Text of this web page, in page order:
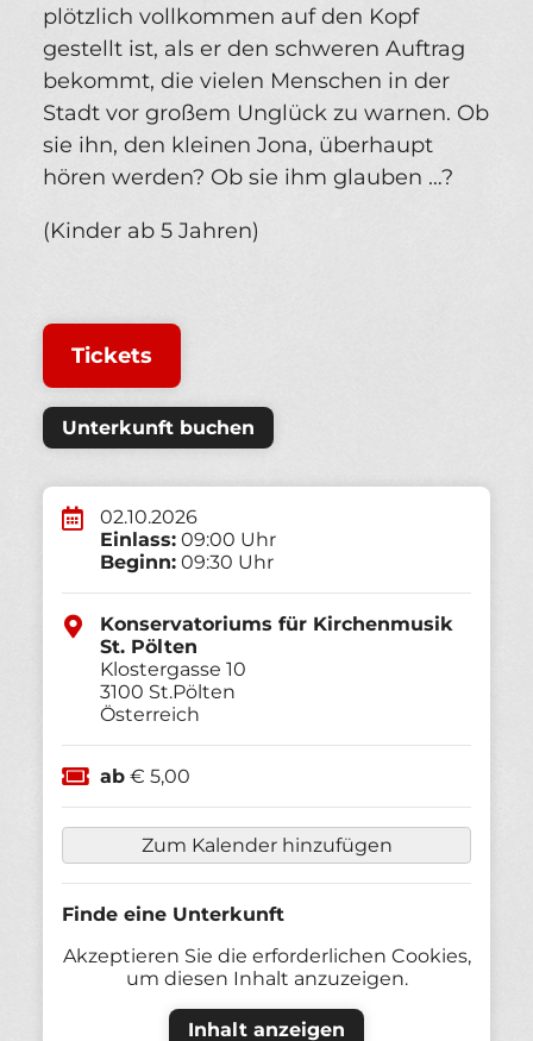
plötzlich vollkommen auf den Kopf
gestellt ist, als er den schweren Auftrag
bekommt, die vielen Menschen in der
Stadt vor großem Unglück zu warnen. Ob
sie ihn, den kleinen Jona, überhaupt
hören werden? Ob sie ihm glauben …?
(Kinder ab 5 Jahren)
Tickets
Unterkunft buchen
02.10.2026
Einlass: 09:00 Uhr
Beginn: 09:30 Uhr
Konservatoriums für Kirchenmusik
St. Pölten
Klostergasse 10
3100 St.Pölten
Österreich
ab € 5,00
Zum Kalender hinzufügen
Finde eine Unterkunft
Akzeptieren Sie die erforderlichen Cookies,
um diesen Inhalt anzuzeigen.
Inhalt anzeigen